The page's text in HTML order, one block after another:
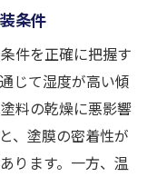
市の塗料選定
装技術
準
ておきたい奈良
代住宅の違い
条件
件を正確に把握す
じて湿度が高い傾
料の乾燥に悪影響
、塗膜の密着性が
ります。一方、温